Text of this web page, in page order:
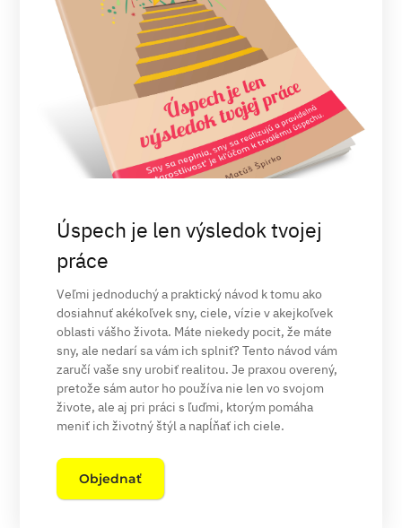
Úspech je len výsledok tvojej
práce
Veľmi jednoduchý a praktický návod k tomu ako
dosiahnuť akékoľvek sny, ciele, vízie v akejkoľvek
oblasti vášho života. Máte niekedy pocit, že máte
sny, ale nedarí sa vám ich splniť? Tento návod vám
zaručí vaše sny urobiť realitou. Je praxou overený,
pretože sám autor ho používa nie len vo svojom
živote, ale aj pri práci s ľuďmi, ktorým pomáha
meniť ich životný štýl a napĺňať ich ciele.
Objednať